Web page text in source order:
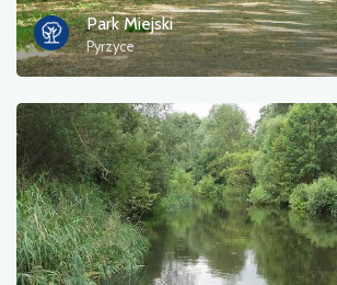
Park Miejski
Pyrzyce